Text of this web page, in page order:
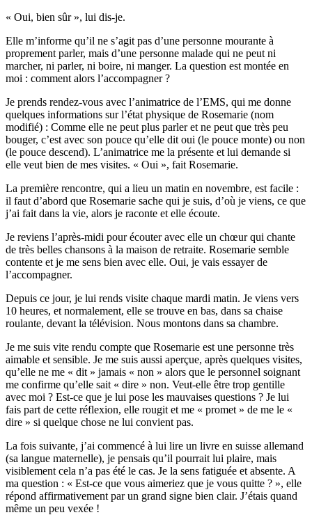
« Oui, bien sûr », lui dis-je.
Elle m’informe qu’il ne s’agit pas d’une personne mourante à
proprement parler, mais d’une personne malade qui ne peut ni
marcher, ni parler, ni boire, ni manger. La question est montée en
moi : comment alors l’accompagner ?
Je prends rendez-vous avec l’animatrice de l’EMS, qui me donne
quelques informations sur l’état physique de Rosemarie (nom
modifié) : Comme elle ne peut plus parler et ne peut que très peu
bouger, c’est avec son pouce qu’elle dit oui (le pouce monte) ou non
(le pouce descend). L’animatrice me la présente et lui demande si
elle veut bien de mes visites. « Oui », fait Rosemarie.
La première rencontre, qui a lieu un matin en novembre, est facile :
il faut d’abord que Rosemarie sache qui je suis, d’où je viens, ce que
j’ai fait dans la vie, alors je raconte et elle écoute.
Je reviens l’après-midi pour écouter avec elle un chœur qui chante
de très belles chansons à la maison de retraite. Rosemarie semble
contente et je me sens bien avec elle. Oui, je vais essayer de
l’accompagner.
Depuis ce jour, je lui rends visite chaque mardi matin. Je viens vers
10 heures, et normalement, elle se trouve en bas, dans sa chaise
roulante, devant la télévision. Nous montons dans sa chambre.
Je me suis vite rendu compte que Rosemarie est une personne très
aimable et sensible. Je me suis aussi aperçue, après quelques visites,
qu’elle ne me « dit » jamais « non » alors que le personnel soignant
me confirme qu’elle sait « dire » non. Veut-elle être trop gentille
avec moi ? Est-ce que je lui pose les mauvaises questions ? Je lui
fais part de cette réflexion, elle rougit et me « promet » de me le «
dire » si quelque chose ne lui convient pas.
La fois suivante, j’ai commencé à lui lire un livre en suisse allemand
(sa langue maternelle), je pensais qu’il pourrait lui plaire, mais
visiblement cela n’a pas été le cas. Je la sens fatiguée et absente. A
ma question : « Est-ce que vous aimeriez que je vous quitte ? », elle
répond affirmativement par un grand signe bien clair. J’étais quand
même un peu vexée !